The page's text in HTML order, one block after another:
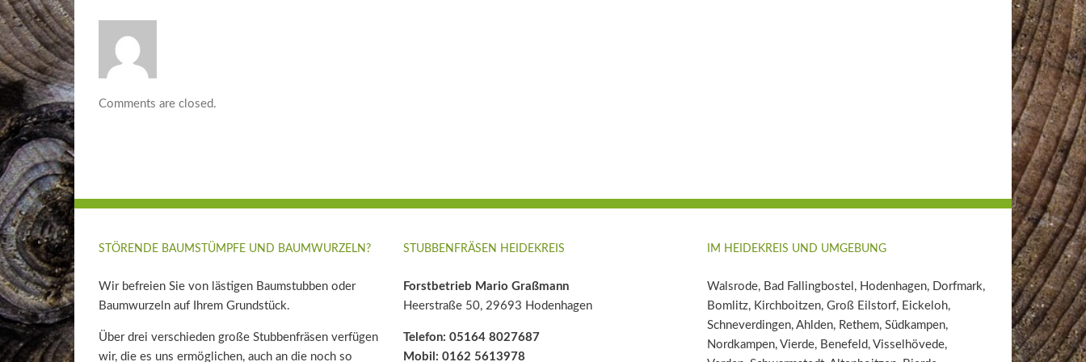
Comments are closed.
STÖRENDE BAUMSTÜMPFE UND BAUMWURZELN?
Wir befreien Sie von lästigen Baumstubben oder
Baumwurzeln auf Ihrem Grundstück.
Über drei verschieden große Stubbenfräsen verfügen
wir, die es uns ermöglichen, auch an die noch so
STUBBENFRÄSEN HEIDEKREIS
Forstbetrieb Mario Graßmann
Heerstraße 50, 29693 Hodenhagen
Telefon: 05164 8027687
Mobil: 0162 5613978
IM HEIDEKREIS UND UMGEBUNG
Walsrode, Bad Fallingbostel, Hodenhagen, Dorfmark,
Bomlitz, Kirchboitzen, Groß Eilstorf, Eickeloh,
Schneverdingen, Ahlden, Rethem, Südkampen,
Nordkampen, Vierde, Benefeld, Visselhövede,